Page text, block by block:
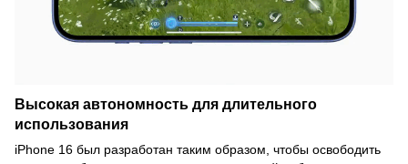
Высокая автономность для длительного
использования
iPhone 16 был разработан таким образом, чтобы освободить